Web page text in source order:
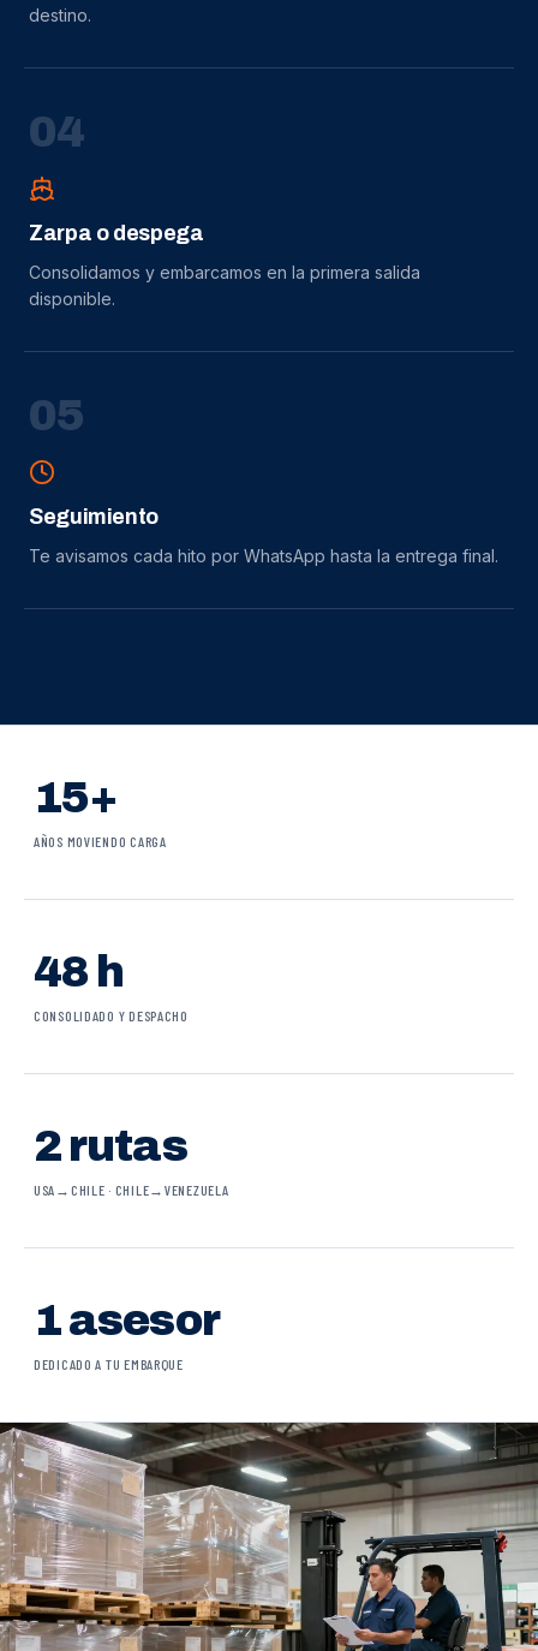
destino.
04
Zarpa o despega
Consolidamos y embarcamos en la primera salida
disponible.
05
Seguimiento
Te avisamos cada hito por WhatsApp hasta la entrega final.
15+
AÑOS MOVIENDO CARGA
48 h
CONSOLIDADO Y DESPACHO
2 rutas
USA→CHILE · CHILE→VENEZUELA
1 asesor
DEDICADO A TU EMBARQUE